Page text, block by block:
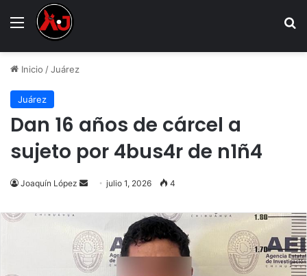
Menu
Inicio /Juárez
Juárez
Dan 16 años de cárcel a
sujeto por 4bus4r de n1ñ4
Joaquín López
Send
email
julio 1, 2026 4